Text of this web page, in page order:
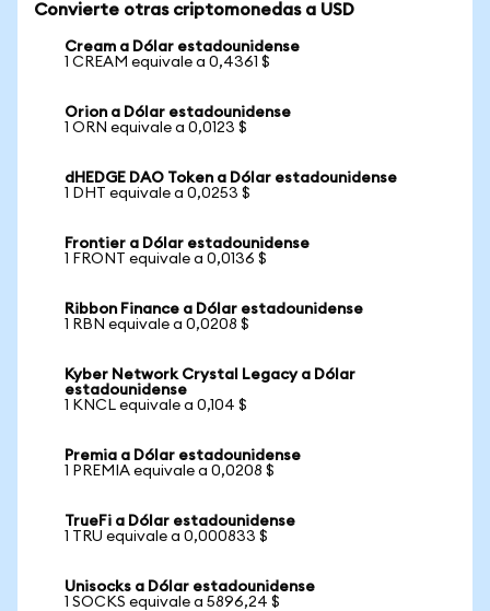
Convierte otras criptomonedas a USD
Cream a Dólar estadounidense
1 CREAM equivale a 0,4361 $
Orion a Dólar estadounidense
1 ORN equivale a 0,0123 $
dHEDGE DAO Token a Dólar estadounidense
1 DHT equivale a 0,0253 $
Frontier a Dólar estadounidense
1 FRONT equivale a 0,0136 $
Ribbon Finance a Dólar estadounidense
1 RBN equivale a 0,0208 $
Kyber Network Crystal Legacy a Dólar
estadounidense
1 KNCL equivale a 0,104 $
Premia a Dólar estadounidense
1 PREMIA equivale a 0,0208 $
TrueFi a Dólar estadounidense
1 TRU equivale a 0,000833 $
Unisocks a Dólar estadounidense
1 SOCKS equivale a 5896,24 $